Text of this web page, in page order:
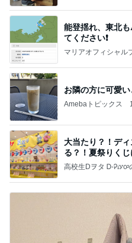
能登揺れ、東北
てください❗️
マリアオフィシャル
お隣の方に可愛
Amebaトピックス
大当たり？！デ
る？！夏祭りくじ